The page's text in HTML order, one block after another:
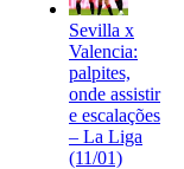
Sevilla x
Valencia:
palpites,
onde assistir
e escalações
– La Liga
(11/01)